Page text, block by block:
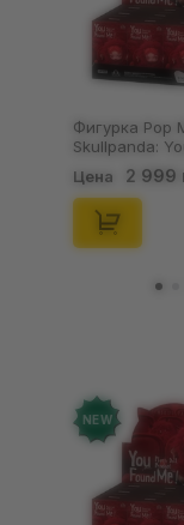
Фигурка Pop
Skullpanda:
Me!: Plush Doll
Series (Blind
10) (Secret
(29347)
Цена 2 999
NEW